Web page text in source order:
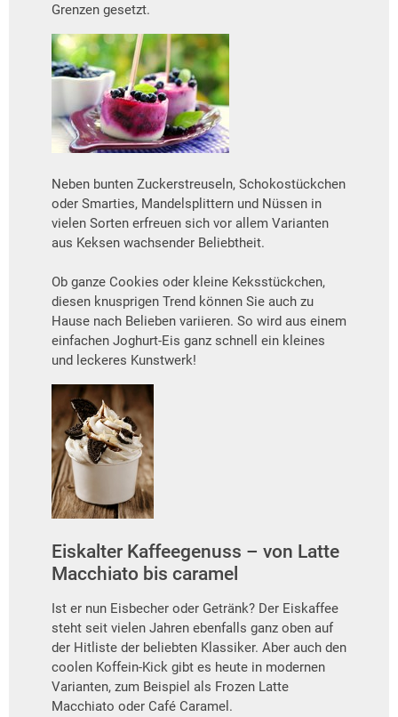
Grenzen gesetzt.
Neben bunten Zuckerstreuseln, Schokostückchen
oder Smarties, Mandelsplittern und Nüssen in
vielen Sorten erfreuen sich vor allem Varianten
aus Keksen wachsender Beliebtheit.
Ob ganze Cookies oder kleine Keksstückchen,
diesen knusprigen Trend können Sie auch zu
Hause nach Belieben variieren. So wird aus einem
einfachen Joghurt-Eis ganz schnell ein kleines
und leckeres Kunstwerk!
Eiskalter Kaffeegenuss – von Latte
Macchiato bis caramel
Ist er nun Eisbecher oder Getränk? Der Eiskaffee
steht seit vielen Jahren ebenfalls ganz oben auf
der Hitliste der beliebten Klassiker. Aber auch den
coolen Koffein-Kick gibt es heute in modernen
Varianten, zum Beispiel als Frozen Latte
Macchiato oder Café Caramel.